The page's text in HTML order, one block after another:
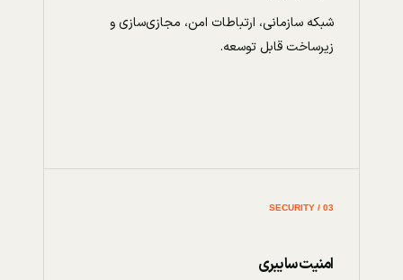
شبکه سازمانی، ارتباطات امن، مجازی‌سازی و
زیرساخت قابل توسعه.
03 / SECURITY
امنیت سایبری